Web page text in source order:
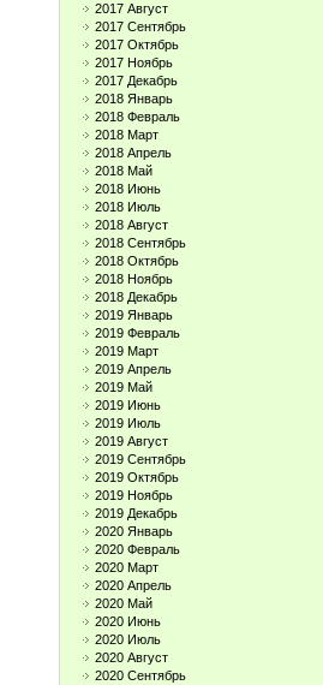
2017 Август
2017 Сентябрь
2017 Октябрь
2017 Ноябрь
2017 Декабрь
2018 Январь
2018 Февраль
2018 Март
2018 Апрель
2018 Май
2018 Июнь
2018 Июль
2018 Август
2018 Сентябрь
2018 Октябрь
2018 Ноябрь
2018 Декабрь
2019 Январь
2019 Февраль
2019 Март
2019 Апрель
2019 Май
2019 Июнь
2019 Июль
2019 Август
2019 Сентябрь
2019 Октябрь
2019 Ноябрь
2019 Декабрь
2020 Январь
2020 Февраль
2020 Март
2020 Апрель
2020 Май
2020 Июнь
2020 Июль
2020 Август
2020 Сентябрь